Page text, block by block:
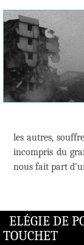
les autres,
incompris du
nous fait part
ELÉGIE DE
TOUCHET